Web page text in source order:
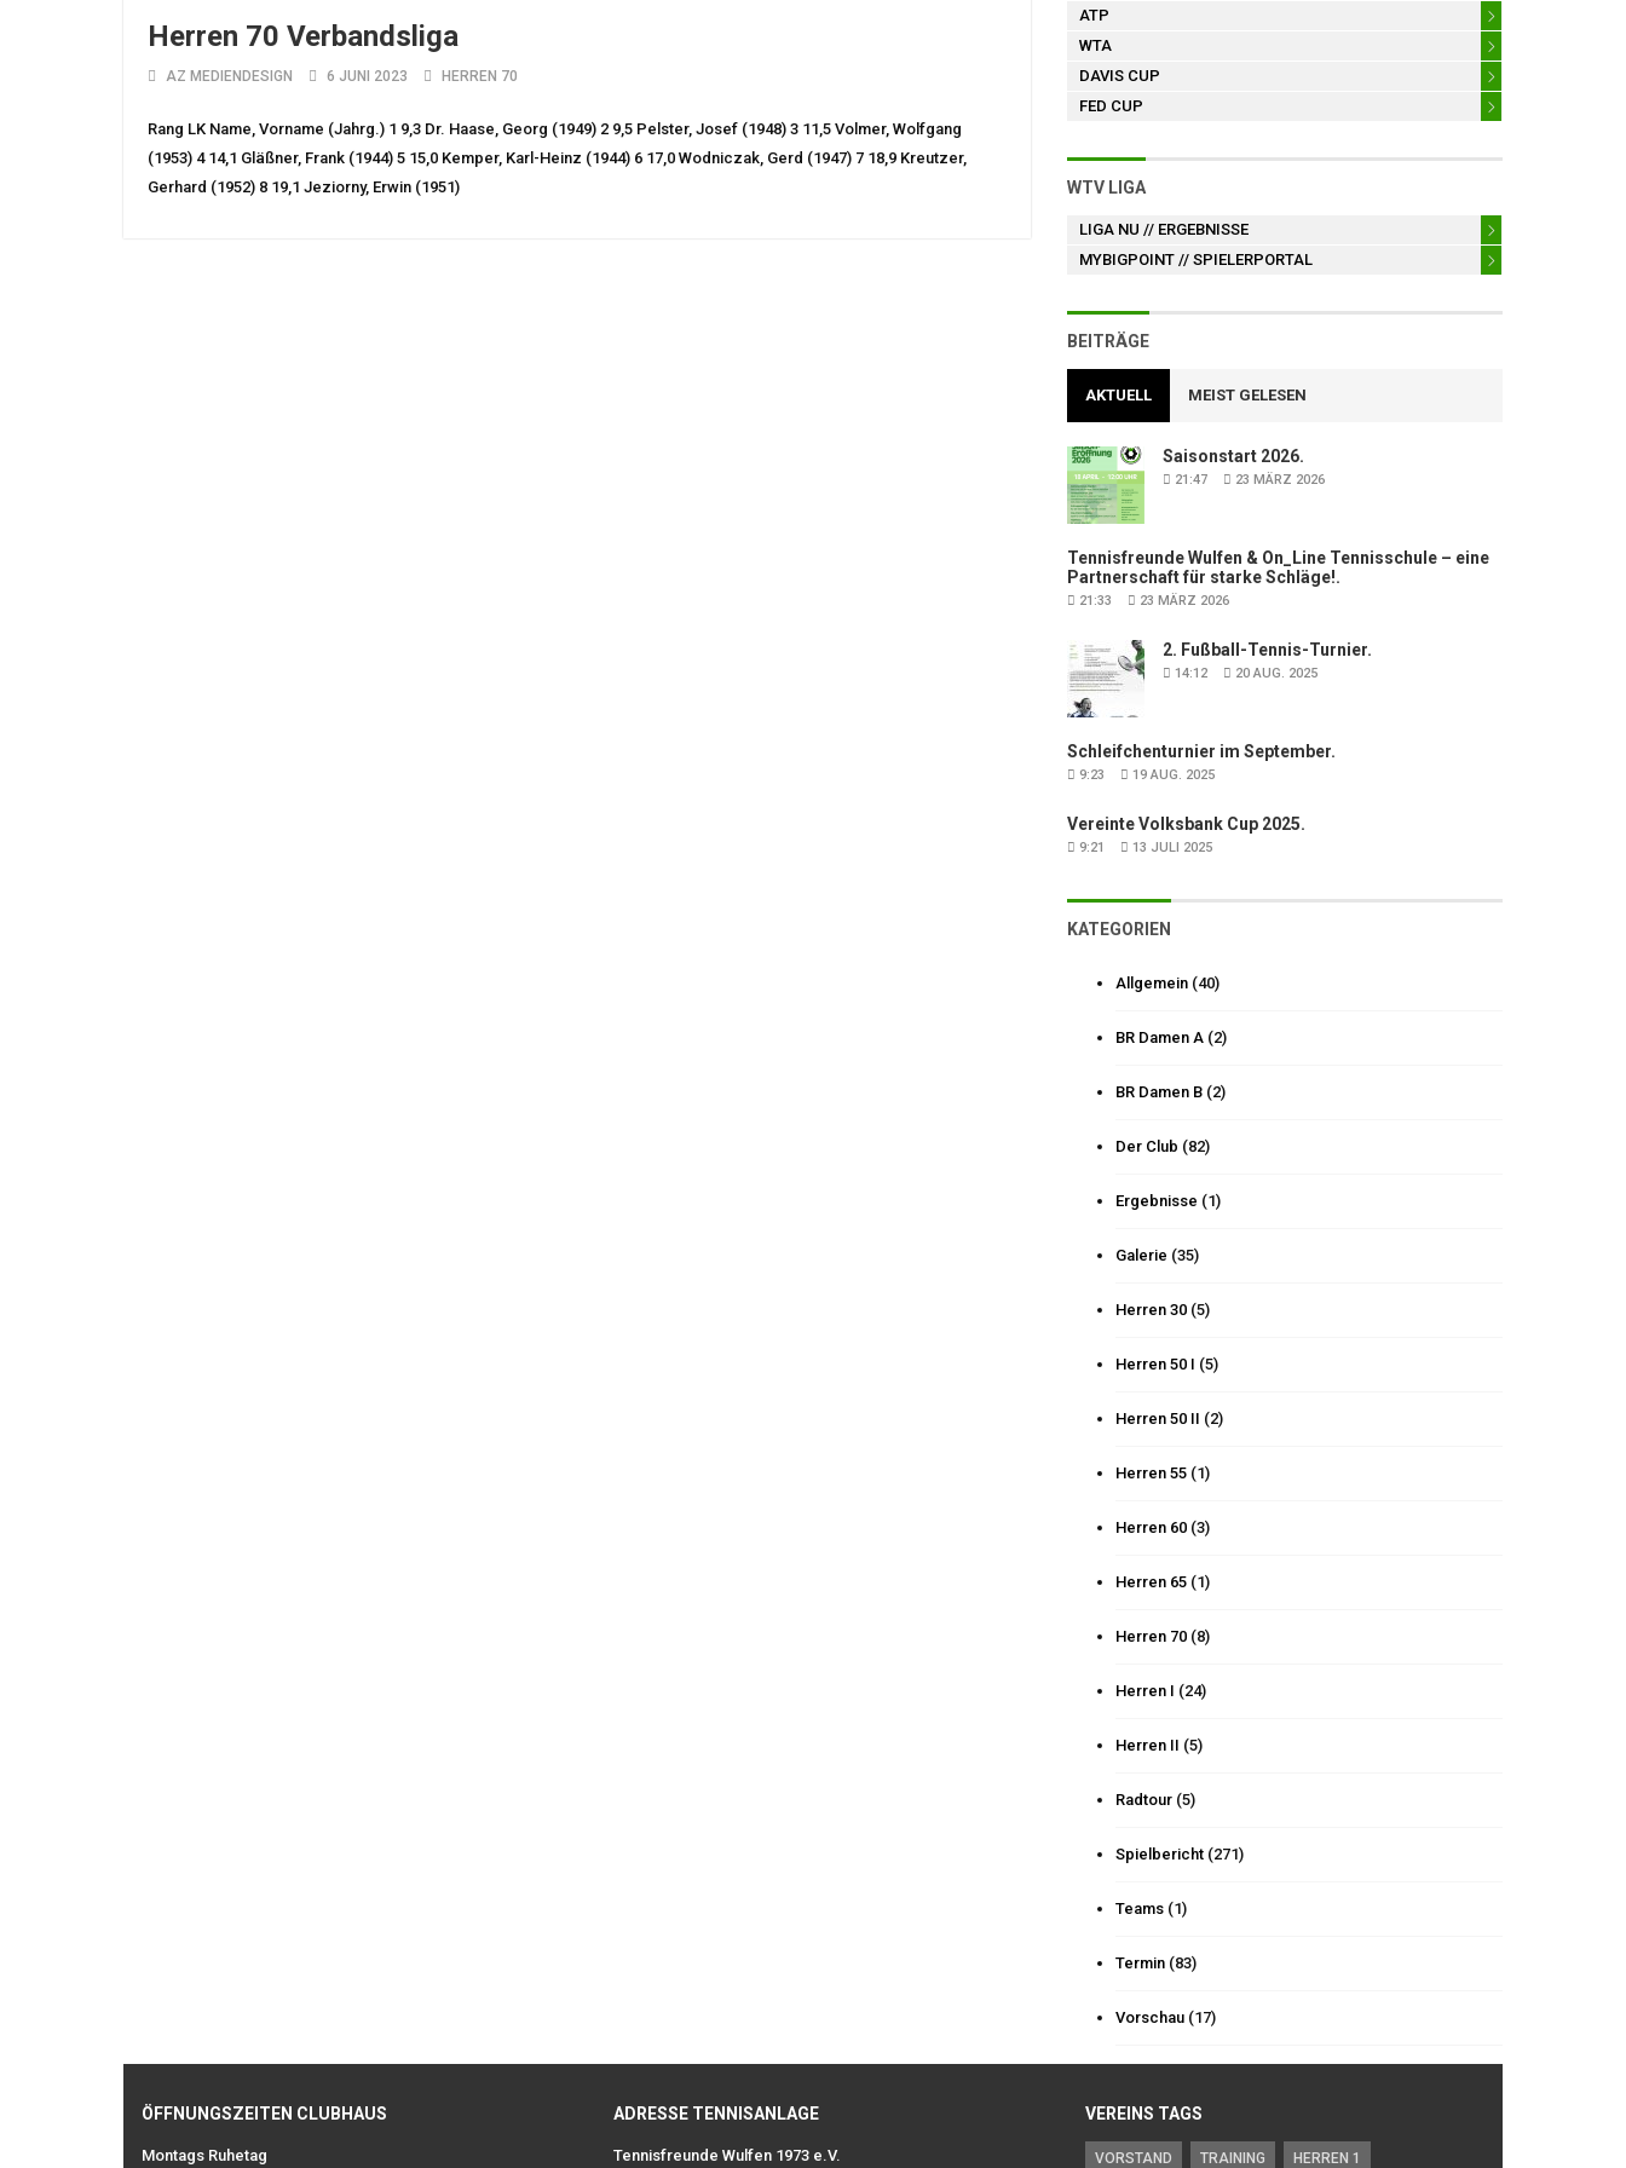
Herren 70 Verbandsliga
AZ MEDIENDESIGN 6 JUNI 2023 HERREN 70
Rang LK Name, Vorname (Jahrg.) 1 9,3 Dr. Haase, Georg (1949) 2 9,5 Pelster, Josef (1948) 3 11,5 Volmer, Wolfgang
(1953) 4 14,1 Gläßner, Frank (1944) 5 15,0 Kemper, Karl-Heinz (1944) 6 17,0 Wodniczak, Gerd (1947) 7 18,9 Kreutzer,
Gerhard (1952) 8 19,1 Jeziorny, Erwin (1951)
ATP
WTA
DAVIS CUP
FED CUP
WTV LIGA
LIGA NU // ERGEBNISSE
MYBIGPOINT // SPIELERPORTAL
BEITRÄGE
AKTUELL MEIST GELESEN
Saisonstart 2026.
21:47 23 MÄRZ 2026
Tennisfreunde Wulfen & On_Line Tennisschule – eine
Partnerschaft für starke Schläge!.
21:33 23 MÄRZ 2026
2. Fußball-Tennis-Turnier.
14:12 20 AUG. 2025
Schleifchenturnier im September.
9:23 19 AUG. 2025
Vereinte Volksbank Cup 2025.
9:21 13 JULI 2025
KATEGORIEN
Allgemein (40)
BR Damen A (2)
BR Damen B (2)
Der Club (82)
Ergebnisse (1)
Galerie (35)
Herren 30 (5)
Herren 50 I (5)
Herren 50 II (2)
Herren 55 (1)
Herren 60 (3)
Herren 65 (1)
Herren 70 (8)
Herren I (24)
Herren II (5)
Radtour (5)
Spielbericht (271)
Teams (1)
Termin (83)
Vorschau (17)
ÖFFNUNGSZEITEN CLUBHAUS
Montags Ruhetag
ADRESSE TENNISANLAGE
Tennisfreunde Wulfen 1973 e.V.
VEREINS TAGS
VORSTAND TRAINING HERREN 1